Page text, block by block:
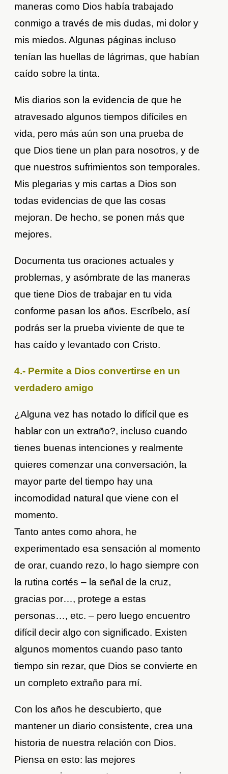
maneras como Dios había trabajado
conmigo a través de mis dudas, mi dolor y
mis miedos. Algunas páginas incluso
tenían las huellas de lágrimas, que habían
caído sobre la tinta.
Mis diarios son la evidencia de que he
atravesado algunos tiempos difíciles en
vida, pero más aún son una prueba de
que Dios tiene un plan para nosotros, y de
que nuestros sufrimientos son temporales.
Mis plegarias y mis cartas a Dios son
todas evidencias de que las cosas
mejoran. De hecho, se ponen más que
mejores.
Documenta tus oraciones actuales y
problemas, y asómbrate de las maneras
que tiene Dios de trabajar en tu vida
conforme pasan los años. Escríbelo, así
podrás ser la prueba viviente de que te
has caído y levantado con Cristo.
4.- Permite a Dios convertirse en un
verdadero amigo
¿Alguna vez has notado lo difícil que es
hablar con un extraño?, incluso cuando
tienes buenas intenciones y realmente
quieres comenzar una conversación, la
mayor parte del tiempo hay una
incomodidad natural que viene con el
momento.
Tanto antes como ahora, he
experimentado esa sensación al momento
de orar, cuando rezo, lo hago siempre con
la rutina cortés – la señal de la cruz,
gracias por…, protege a estas
personas…, etc. – pero luego encuentro
difícil decir algo con significado. Existen
algunos momentos cuando paso tanto
tiempo sin rezar, que Dios se convierte en
un completo extraño para mí.
Con los años he descubierto, que
mantener un diario consistente, crea una
historia de nuestra relación con Dios.
Piensa en esto: las mejores